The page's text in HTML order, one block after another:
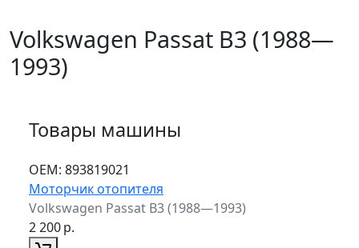
Volkswagen Passat B3 (1988—
1993)
Товары машины
ОЕМ: 893819021
Моторчик отопителя
Volkswagen Passat B3 (1988—1993)
2 200р.